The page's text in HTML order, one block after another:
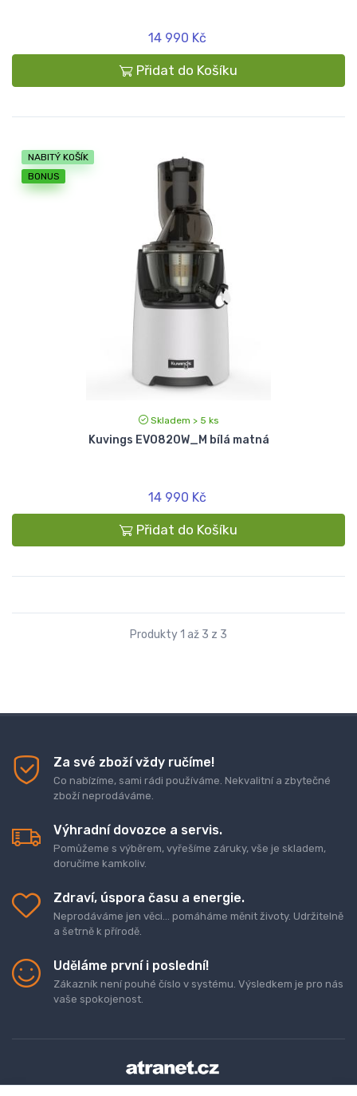
14 990 Kč
Přidat do Košíku
NABITÝ KOŠÍK
BONUS
Skladem > 5 ks
Kuvings EVO820W_M bílá matná
14 990 Kč
Přidat do Košíku
Produkty 1 až 3 z 3
Za své zboží vždy ručíme!
Co nabízíme, sami rádi používáme. Nekvalitní a zbytečné
zboží neprodáváme.
Výhradní dovozce a servis.
Pomůžeme s výběrem, vyřešíme záruky, vše je skladem,
doručíme kamkoliv.
Zdraví, úspora času a energie.
Neprodáváme jen věci... pomáháme měnit životy. Udržitelně
a šetrně k přírodě.
Uděláme první i poslední!
Zákazník není pouhé číslo v systému. Výsledkem je pro nás
vaše spokojenost.